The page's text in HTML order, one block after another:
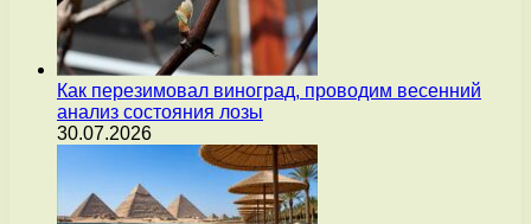
Как перезимовал виноград, проводим весенний
анализ состояния лозы
30.07.2026